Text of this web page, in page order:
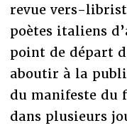
revue vers-
poètes italiens
point de départ
aboutir à la
du manifeste du
dans plusieurs